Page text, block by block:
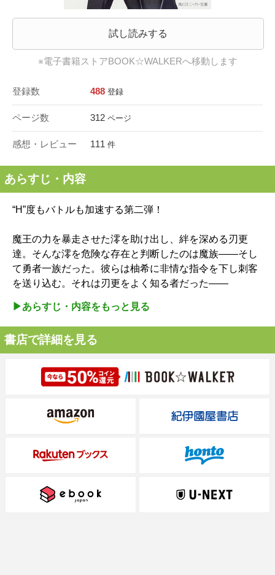
試し読みする
※電子書籍ストアBOOK☆WALKERへ移動します
登録数 488 登録
ページ数 312 ページ
感想・レビュー 111 件
あらすじ・内容
“H”度もバトルも加速する第二弾！
魔王の力を暴走させた澪を助け出し、絆を深める刃更
達。そんな澪を危険な存在と判断したのは魔族――そし
て勇者一族だった。彼らは柚希に非情な指令を下し刺客
を送り込む。それは刃更をよく知る者だった――
▶︎あらすじ・内容をもっと見る
書店で詳細を見る